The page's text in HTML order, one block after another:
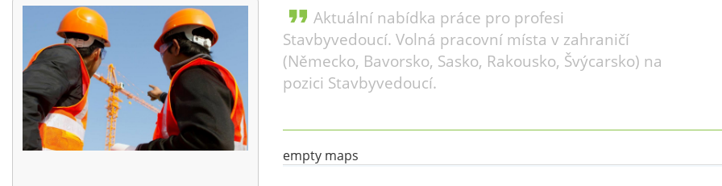
format_quote Aktuální nabídka práce pro profesi
Stavbyvedoucí. Volná pracovní místa v zahraničí
(Německo, Bavorsko, Sasko, Rakousko, Švýcarsko) na
pozici Stavbyvedoucí.
empty maps